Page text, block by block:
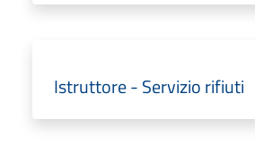
Istruttore - Servizio rifiuti